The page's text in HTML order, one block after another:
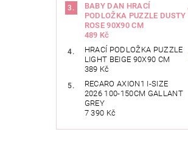
BABY DAN HRACÍ
PODLOŽKA PUZZLE DUSTY
ROSE 90X90 CM
489 Kč
HRACÍ PODLOŽKA PUZZLE
LIGHT BEIGE 90X90 CM
389 Kč
RECARO AXION1 I-SIZE
2026 100-150CM GALLANT
GREY
7 390 Kč